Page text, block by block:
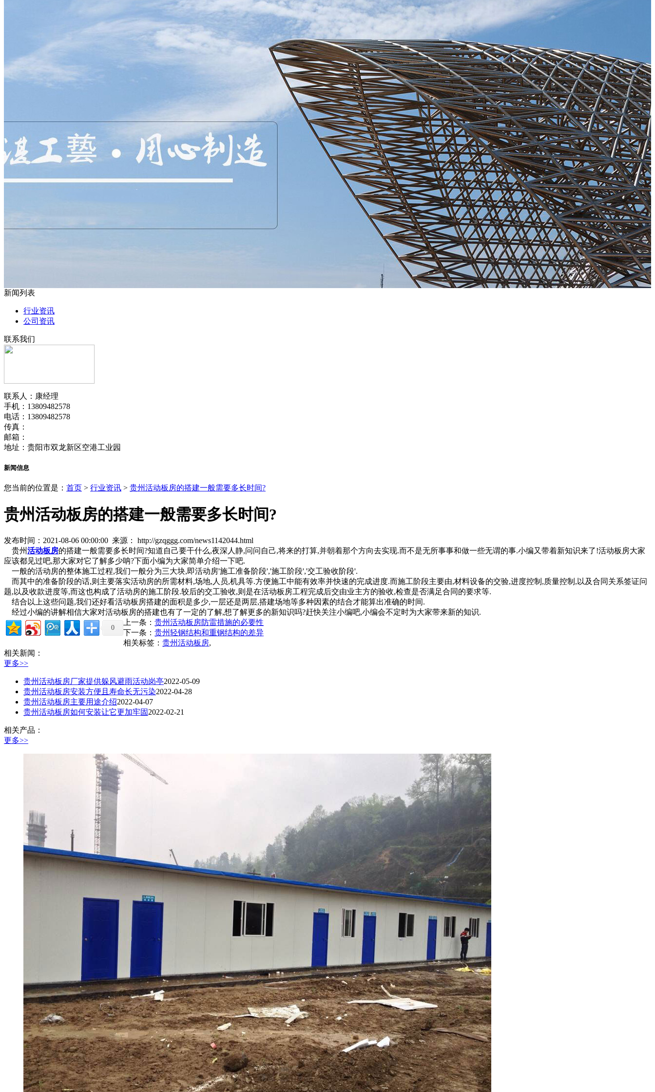
新闻列表
行业资讯
公司资讯
联系我们
联系人：康经理
手机：13809482578
电话：13809482578
传真：
邮箱：
地址：贵阳市双龙新区空港工业园
新闻信息
您当前的位置是： 首页 > 行业资讯 > 贵州活动板房的搭建一般需要多长时间?
贵州活动板房的搭建一般需要多长时间?
发布时间：2021-08-06 00:00:00 来源： http://gzqggg.com/news1142044.html
贵州活动板房的搭建一般需要多长时间?知道自己要干什么,夜深人静,问问自己,将来的打算,并朝着那个方向去实现.而不是无所事事和做一些无谓的事.小编又带着新知识来了!活动板房大家
应该都见过吧,那大家对它了解多少呐?下面小编为大家简单介绍一下吧.
一般的活动房的整体施工过程,我们一般分为三大块,即活动房'施工准备阶段','施工阶段','交工验收阶段'.
而其中的准备阶段的话,则主要落实活动房的所需材料,场地,人员,机具等.方便施工中能有效率并快速的完成进度.而施工阶段主要由,材料设备的交验,进度控制,质量控制,以及合同关系签证问
题,以及收款进度等,而这也构成了活动房的施工阶段.较后的交工验收,则是在活动板房工程完成后交由业主方的验收,检查是否满足合同的要求等.
结合以上这些问题,我们还好看活动板房搭建的面积是多少,一层还是两层,搭建场地等多种因素的结合才能算出准确的时间.
经过小编的讲解相信大家对活动板房的搭建也有了一定的了解,想了解更多的新知识吗?赶快关注小编吧,小编会不定时为大家带来新的知识.
0
上一条： 贵州活动板房防雷措施的必要性
下一条： 贵州轻钢结构和重钢结构的差异
相关标签： 贵州活动板房,
相关新闻：
更多>>
贵州活动板房厂家提供躲风避雨活动岗亭2022-05-09
贵州活动板房安装方便且寿命长无污染2022-04-28
贵州活动板房主要用途介绍2022-04-07
贵州活动板房如何安装让它更加牢固 2022-02-21
相关产品：
更多>>